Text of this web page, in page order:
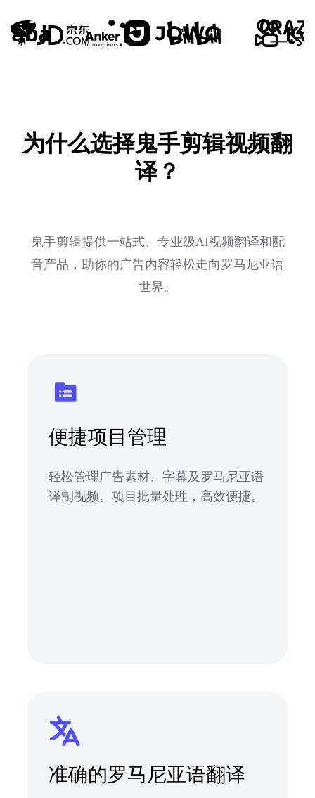
为什么选择鬼手剪辑视频翻
译？
鬼手剪辑提供一站式、专业级AI视频翻译和配
音产品，助你的广告内容轻松走向罗马尼亚语
世界。
便捷项目管理
轻松管理广告素材、字幕及罗马尼亚语
译制视频。项目批量处理，高效便捷。
准确的罗马尼亚语翻译